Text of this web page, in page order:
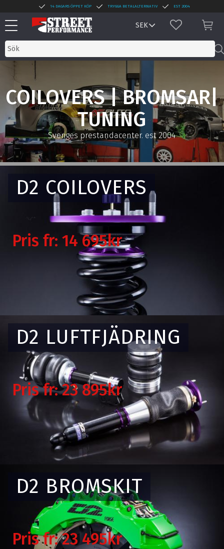
Meny
14 DAGARS ÖPPET KÖP TRYGGA BETALALTERNATIV EST 2004
FAVORITER
COILOVERS | BROMSAR|
TUNING
Sveriges prestandacenter. est 2004
D2 COILOVERS
Pris fr: 14 695kr
D2 LUFTFJÄDRING
Pris fr: 23 895kr
D2 BROMSKIT
Pris fr: 23 495kr